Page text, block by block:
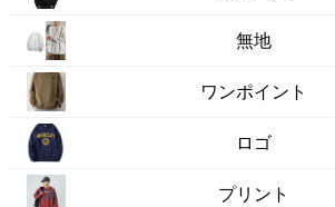
無地
ワンポイント
ロゴ
プリント